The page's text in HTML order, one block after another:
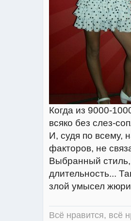
Когда из 9000-
всяко без слез-
И, судя по всему,
факторов, не
Выбранный
длительность...
злой умысел
Всё нравится, всё